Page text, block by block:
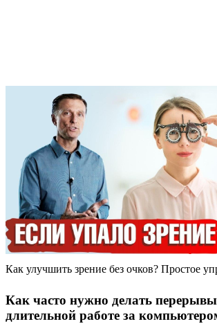
Как улучшить зрение без очков? Простое
Как часто нужно делать
длительной работе за